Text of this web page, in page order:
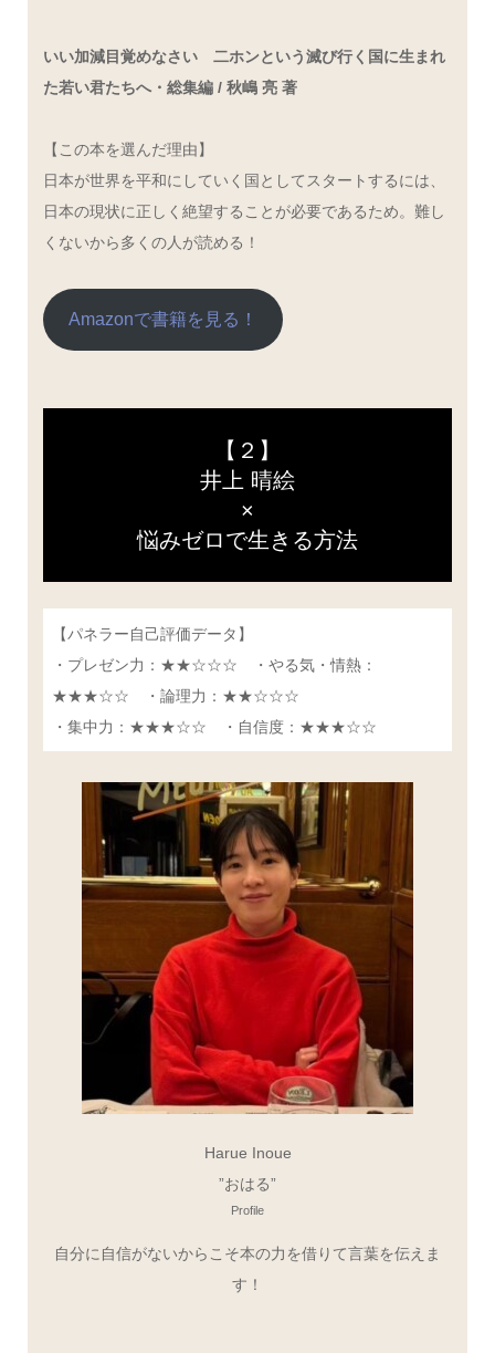
いい加減目覚めなさい 二ホンという滅び行く国に生まれ
た若い君たちへ・総集編 / 秋嶋 亮 著
【この本を選んだ理由】
日本が世界を平和にしていく国としてスタートするには、
日本の現状に正しく絶望することが必要であるため。難し
くないから多くの人が読める！
Amazonで書籍を見る！
【２】
井上 晴絵
×
悩みゼロで生きる方法
【パネラー自己評価データ】
・プレゼン力：★★☆☆☆ ・やる気・情熱：
★★★☆☆ ・論理力：★★☆☆☆
・集中力：★★★☆☆ ・自信度：★★★☆☆
Harue Inoue
”おはる”
Profile
自分に自信がないからこそ本の力を借りて言葉を伝えま
す！